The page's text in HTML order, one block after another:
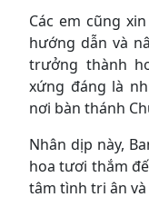
Các em cũng
hướng dẫn và
trưởng thành
xứng đáng là
nơi bàn thánh
Nhân dịp này,
hoa tươi thắm
tâm tình tri ân